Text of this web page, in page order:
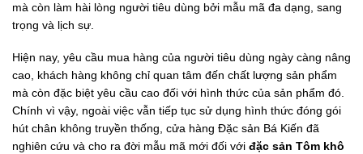
mà còn làm hài lòng người tiêu dùng bởi mẫu mã đa dạng, sang
trọng và lịch sự.
Hiện nay, yêu cầu mua hàng của người tiêu dùng ngày càng nâng
cao, khách hàng không chỉ quan tâm đến chất lượng sản phẩm
mà còn đặc biệt yêu cầu cao đối với hình thức của sản phẩm đó.
Chính vì vậy, ngoài việc vẫn tiếp tục sử dụng hình thức đóng gói
hút chân không truyền thống, cửa hàng Đặc sản Bá Kiến đã
nghiên cứu và cho ra đời mẫu mã mới đối với đặc sản Tôm khô